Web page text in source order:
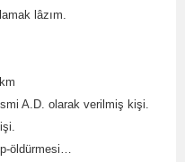
lâzım.
A.D. olarak verilmiş kişi.
öldürmesi…